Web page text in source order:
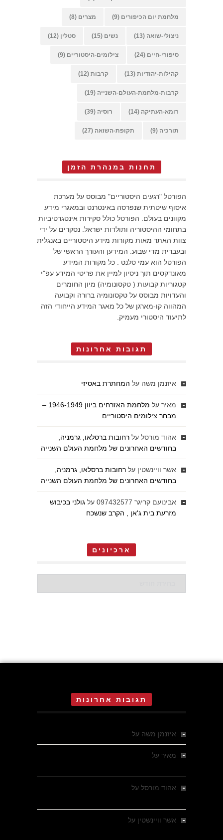
מלחמת יום הכיפורים (9) מצרים (8)
ניצולי-שואה (13) נשים (15) סטלין (12)
סיפורי-חיים (24) צילומים-היסטוריים (9)
קהילות-יהודיות (13) קרבות (12)
קרבות-מלחמת-העולם-השנייה (19)
רומא-העתיקה (14) רוסיה (39)
תורכיה (9) תקופת-השואה (27)
תחנות במנהרת הזמן
הפורטל "רגעים היסטוריים" מבוסס על מערכת
איסוף שיטתית שנפרסה באינטרנט ובמאגרי מידע
מקוונים בעולם. הפורטל כולל סקירות אינטגרטיביות
בתחומי ההיסטוריה ותולדות ישראל. נסקרים על ידי
צוות האתר מאות מקורות מידע היסטוריים באנגלית
ובעברית מדי שבוע. המידען והעורך הראשי של
הפורטל הוא עמי סלנט . כל מקורות המידע
מאונדקסים תוך ניסיון למיין את פריטי המידע עפ"י
קטגוריות קבועות ( טקסונומיה) מיון החומרים
והעדויות מבוסס על טקסונומיה ברורה וקבועה
המהווה קו-מארגן של כל מאגר המידע הייחודי הזה
לתיעוד היסטורי מעמיק.
תגובות אחרונות
איזנמן משה על המחתרת באסיזי
מאיר על
מלחמת האזרחים ביוון 1946-1949 –
מבחר צילומים היסטוריים
אהוד מורסל על רחובות ברסלאו, גרמניה,
בחודשים האחרונים של מלחמת העולם השנייה
אשר וויינשטין על רחובות ברסלאו, גרמניה,
בחודשים האחרונים של מלחמת העולם השנייה
אבינועם קריגר 097432577 על גולני בכיבוש
מזרעת בית ג'אן , הקרב שנשכח
ארכיונים
תגובות אחרונות
איזנמן משה על
מאיר על
אהוד מורסל על
אשר וויינשטין על